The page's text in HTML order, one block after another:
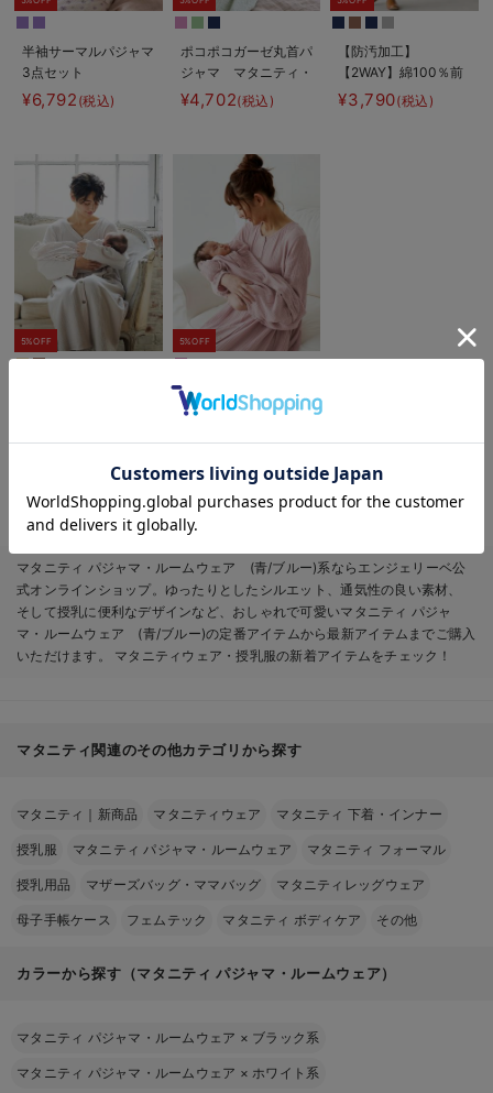
半袖サーマルパジャマ
3点セット
JEMORGAN（ジェー
イーモーガン） ギフ
【出産後も長く使え
¥6,792 (税込)
ポコポコガーゼ丸首パ
ジャマ マタニティ・
授乳パジャマ【産後も
長く着れる】
¥4,702(税込)
【防汚加工】
【2WAY】綿100％前
開き長袖ネグリジェ
マタニティ・授乳パジ
¥3,790(税込)
5%OFF
ジャマ&2wayオー
ル 出産準備 ギフ
ト マタニティ・産後
¥9,489(税込)
5%OFF
【親子コーデセット】
ぷくぷくダブルガーゼ
えるレギンスパジャマ
&2wayオール 出産
準備 ギフト マタニ
ティ・産後
¥9,966(税込)
マタニティ パジャマ・ルームウェア (青/ブルー)系ならエンジェリーベ公
式オンラインショップ。ゆったりとしたシルエット、通気性の良い素材、
そして授乳に便利なデザインなど、おしゃれで可愛いマタニティ パジャ
マ・ルームウェア (青/ブルー)の定番アイテムから最新アイテムまでご購入
いただけます。 マタニティウェア・授乳服の新着アイテムをチェック！
マタニティ関連のその他カテゴリから探す
マタニティ｜新商品 マタニティウェア マタニティ 下着・インナー
授乳服 マタニティ パジャマ・ルームウェア マタニティ フォーマル
授乳用品 マザーズバッグ・ママバッグ マタニティレッグウェア
母子手帳ケース フェムテック マタニティ ボディケア その他
カラーから探す（マタニティ パジャマ・ルームウェア）
マタニティ パジャマ・ルームウェア × ブラック系
マタニティ パジャマ・ルームウェア × ホワイト系
お気に入り商品を確認する